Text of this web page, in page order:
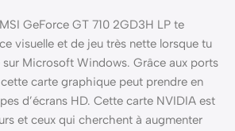
GeForce GT 710 2GD3H LP te
visuelle et de jeu très nette lorsque tu
sur Microsoft Windows. Grâce aux ports
carte graphique peut prendre en
d’écrans HD. Cette carte NVIDIA est
et ceux qui cherchent à augmenter